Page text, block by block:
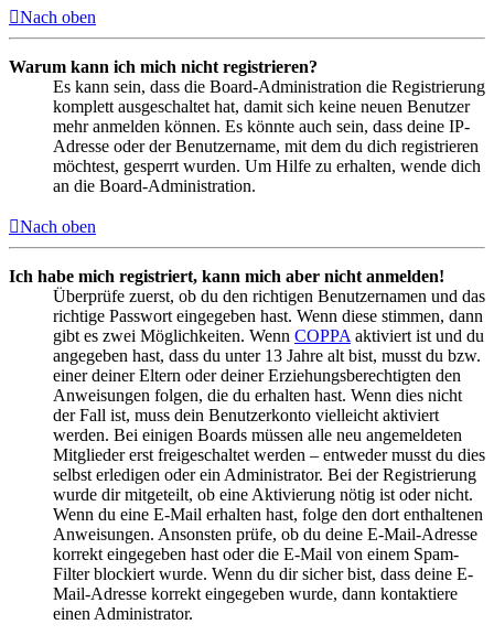
Nach oben
Warum kann ich mich nicht registrieren?
Es kann sein, dass die Board-Administration die Registrierung
komplett ausgeschaltet hat, damit sich keine neuen Benutzer
mehr anmelden können. Es könnte auch sein, dass deine IP-
Adresse oder der Benutzername, mit dem du dich registrieren
möchtest, gesperrt wurden. Um Hilfe zu erhalten, wende dich
an die Board-Administration.
Nach oben
Ich habe mich registriert, kann mich aber nicht anmelden!
Überprüfe zuerst, ob du den richtigen Benutzernamen und das
richtige Passwort eingegeben hast. Wenn diese stimmen, dann
gibt es zwei Möglichkeiten. Wenn COPPA aktiviert ist und du
angegeben hast, dass du unter 13 Jahre alt bist, musst du bzw.
einer deiner Eltern oder deiner Erziehungsberechtigten den
Anweisungen folgen, die du erhalten hast. Wenn dies nicht
der Fall ist, muss dein Benutzerkonto vielleicht aktiviert
werden. Bei einigen Boards müssen alle neu angemeldeten
Mitglieder erst freigeschaltet werden – entweder musst du dies
selbst erledigen oder ein Administrator. Bei der Registrierung
wurde dir mitgeteilt, ob eine Aktivierung nötig ist oder nicht.
Wenn du eine E-Mail erhalten hast, folge den dort enthaltenen
Anweisungen. Ansonsten prüfe, ob du deine E-Mail-Adresse
korrekt eingegeben hast oder die E-Mail von einem Spam-
Filter blockiert wurde. Wenn du dir sicher bist, dass deine E-
Mail-Adresse korrekt eingegeben wurde, dann kontaktiere
einen Administrator.